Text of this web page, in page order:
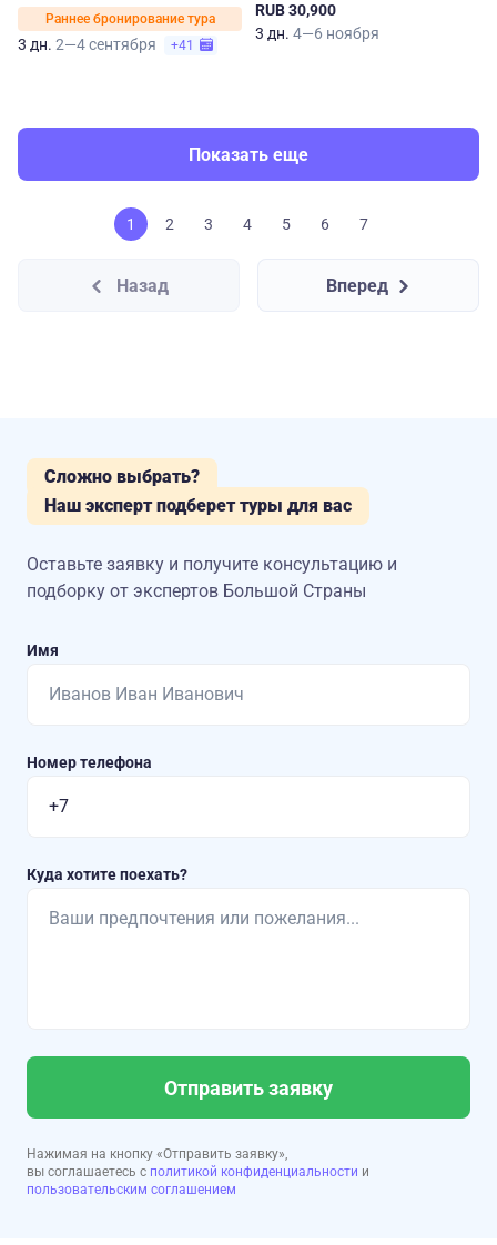
Раннее бронирование тура
3 дн. 2—4 сентября +41
RUB 30,900
3 дн. 4—6 ноября
Показать еще
1 2 3 4 5 6 7
Назад Вперед
Сложно выбрать?
Наш эксперт подберет туры для вас
Оставьте заявку и получите консультацию и
подборку от экспертов Большой Страны
Имя
Номер телефона
Куда хотите поехать?
Отправить заявку
Нажимая на кнопку «Отправить заявку»,
вы соглашаетесь с политикой конфиденциальности и
пользовательским соглашением